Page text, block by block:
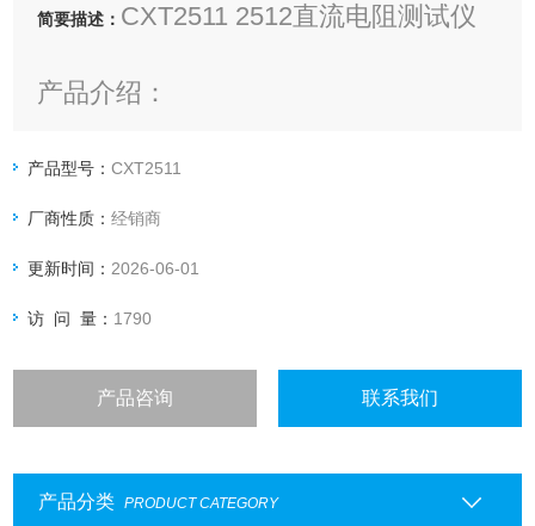
简要描述： CXT2511 2512直流电阻测试仪
产品介绍：
CXT2511/2512直流低电阻测试仪采用
当前主流的32bits CPU和高密度 SMD
及1uΩ 小电阻分辨率，内部比较器可让
使用者自行设定上限/下限参考比较值。
作效率，免清零的设计在小电阻测试时
使用更为方便，高亮绿色LED数码管来
显示四位半的读值，能够快速准确地
产品型号：CXT2511
厂商性质：经销商
更新时间： 2026-06-01
访 问 量： 1790
产品咨询 联系我们
产品分类 PRODUCT CATEGORY